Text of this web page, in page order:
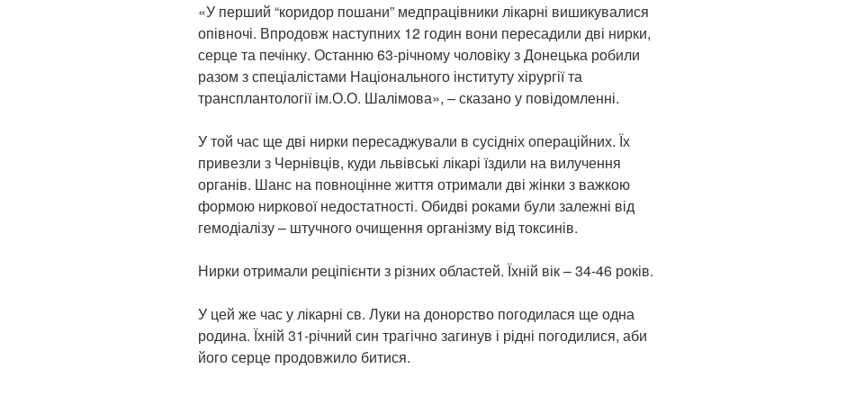
«У перший “коридор пошани” медпрацівники лікарні вишикувалися
опівночі. Впродовж наступних 12 годин вони пересадили дві нирки,
серце та печінку. Останню 63-річному чоловіку з Донецька робили
разом з спеціалістами Національного інституту хірургії та
трансплантології ім.О.О. Шалімова», – сказано у повідомленні.
У той час ще дві нирки пересаджували в сусідніх операційних. Їх
привезли з Чернівців, куди львівські лікарі їздили на вилучення
органів. Шанс на повноцінне життя отримали дві жінки з важкою
формою ниркової недостатності. Обидві роками були залежні від
гемодіалізу – штучного очищення організму від токсинів.
Нирки отримали реціпієнти з різних областей. Їхній вік – 34-46 років.
У цей же час у лікарні св. Луки на донорство погодилася ще одна
родина. Їхній 31-річний син трагічно загинув і рідні погодилися, аби
його серце продовжило битися.